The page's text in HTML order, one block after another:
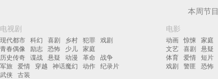
本周节
电视剧
现代都市 科幻 喜剧 乡村 犯罪
戏剧
青春偶像
励志 恐怖 少儿
家庭
历史传奇
谍战 悬疑 动漫 革命
战争
军旅
爱情 穿越 神话魔幻 动作
纪录片
武侠
古装
电影
动画 惊悚
家庭
文艺
喜剧
悬疑
体育
爱情
短片
戏剧
警匪 恐怖